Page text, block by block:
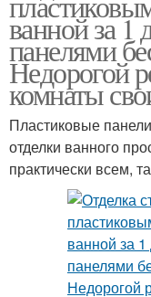
ванной за 1
панелями
Недорогой
комнаты
Пластиковые
отделки ванного
практически всем,